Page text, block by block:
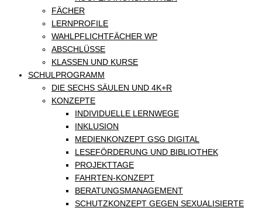
FÄCHER
LERNPROFILE
WAHLPFLICHTFÄCHER WP
ABSCHLÜSSE
KLASSEN UND KURSE
SCHULPROGRAMM
DIE SECHS SÄULEN UND 4K+R
KONZEPTE
INDIVIDUELLE LERNWEGE
INKLUSION
MEDIENKONZEPT GSG DIGITAL
LESEFÖRDERUNG UND BIBLIOTHEK
PROJEKTTAGE
FAHRTEN-KONZEPT
BERATUNGSMANAGEMENT
SCHUTZKONZEPT GEGEN SEXUALISIERTE